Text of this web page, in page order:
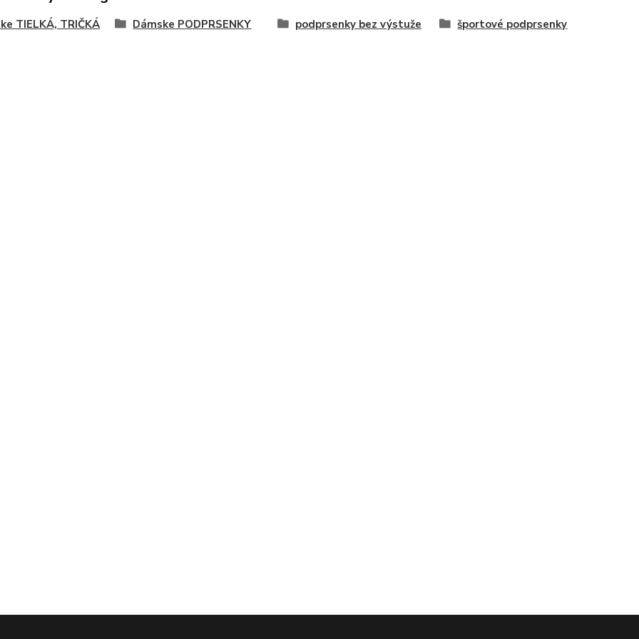
TIELKÁ, TRIČKÁ Dámske PODPRSENKY podprsenky bez výstuže športové podprsenky